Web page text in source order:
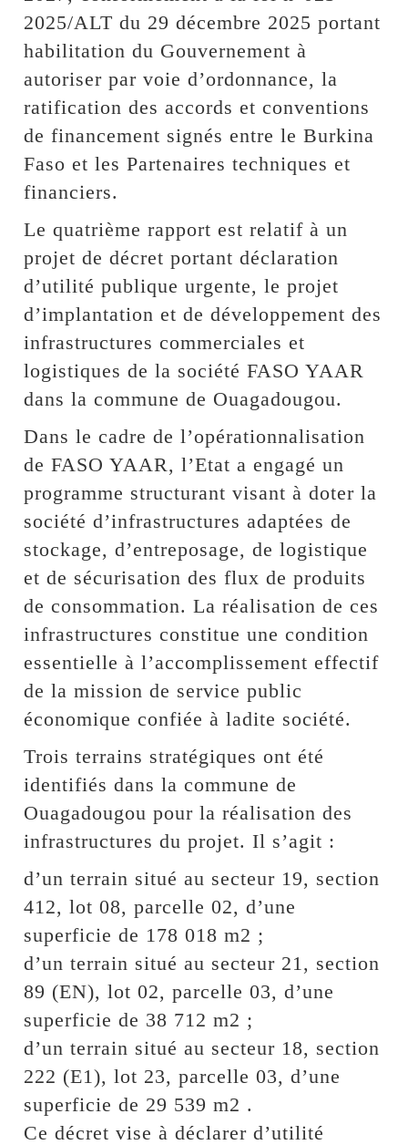
2025/ALT du 29 décembre 2025 portant
habilitation du Gouvernement à
autoriser par voie d’ordonnance, la
ratification des accords et conventions
de financement signés entre le Burkina
Faso et les Partenaires techniques et
financiers.
Le quatrième rapport est relatif à un
projet de décret portant déclaration
d’utilité publique urgente, le projet
d’implantation et de développement des
infrastructures commerciales et
logistiques de la société FASO YAAR
dans la commune de Ouagadougou.
Dans le cadre de l’opérationnalisation
de FASO YAAR, l’Etat a engagé un
programme structurant visant à doter la
société d’infrastructures adaptées de
stockage, d’entreposage, de logistique
et de sécurisation des flux de produits
de consommation. La réalisation de ces
infrastructures constitue une condition
essentielle à l’accomplissement effectif
de la mission de service public
économique confiée à ladite société.
Trois terrains stratégiques ont été
identifiés dans la commune de
Ouagadougou pour la réalisation des
infrastructures du projet. Il s’agit :
d’un terrain situé au secteur 19, section
412, lot 08, parcelle 02, d’une
superficie de 178 018 m2 ;
d’un terrain situé au secteur 21, section
89 (EN), lot 02, parcelle 03, d’une
superficie de 38 712 m2 ;
d’un terrain situé au secteur 18, section
222 (E1), lot 23, parcelle 03, d’une
superficie de 29 539 m2 .
Ce décret vise à déclarer d’utilité